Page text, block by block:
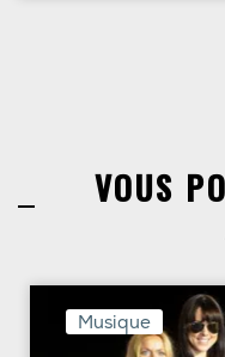
VOUS
Musique